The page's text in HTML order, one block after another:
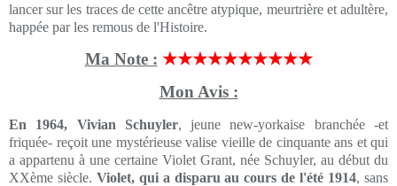
lancer sur les traces de cette ancêtre atypique, meurtrière et adultère,
happée par les remous de l'Histoire.
Ma Note : ★★★★★★★★★★
Mon Avis :
En 1964, Vivian Schuyler, jeune new-yorkaise branchée -et
friquée- reçoit une mystérieuse valise vieille de cinquante ans et qui
a appartenu à une certaine Violet Grant, née Schuyler, au début du
XXème siècle. Violet, qui a disparu au cours de l'été 1914, sans